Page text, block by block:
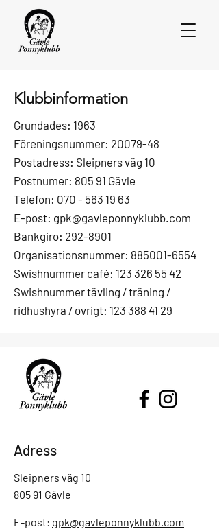
Klubbinformation
Grundades: 1963
Föreningsnummer: 20079-48
Postadress: Sleipners väg 10
Postnumer: 805 91 Gävle
Telefon: 070 - 563 19 63
E-post: gpk@gavleponnyklubb.com
Bankgiro: 292-8901
Organisationsnummer: 885001-6554
Swishnummer café: 123 326 55 42
Swishnummer tävling / träning /
ridhushyra / övrigt: 123 388 41 29
Adress
Sleipners väg 10
805 91 Gävle
E-post: gpk@gavleponnyklubb.com